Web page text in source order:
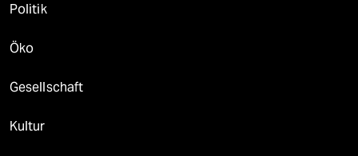
Politik
Öko
Gesellschaft
Kultur